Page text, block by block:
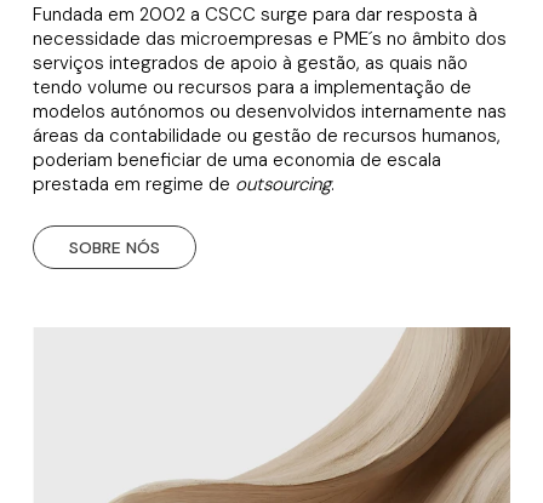
Fundada em 2002 a CSCC surge para dar resposta à
necessidade das microempresas e PME´s no âmbito dos
serviços integrados de apoio à gestão, as quais não
tendo volume ou recursos para a implementação de
modelos autónomos ou desenvolvidos internamente nas
áreas da contabilidade ou gestão de recursos humanos,
poderiam beneficiar de uma economia de escala
prestada em regime de outsourcing.
SOBRE NÓS